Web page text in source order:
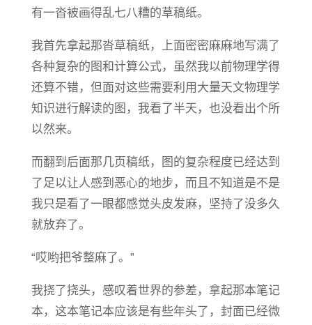
有一沓被画得乱七八糟的草稿纸。
我首先拿起那沓草稿纸，上面密密麻麻地写满了
各种复杂的图和计算公式，虽然我以前物理学得
还算不错，但面对这些需要利用大量天文物理学
知识进行解读的图，我看了半天，也没看出个所
以然来。
而翻到后面那几页稿纸，图的复杂程度已经达到
了足以让人感到恶心的地步，而且不知道是不是
我只是看了一眼都感觉头皮发麻，坚持了没多久
就放弃了。
“哎哟把爷整麻了。”
我挠了挠头，感叹着世界的参差，拿起那本笔记
本，这本笔记本应该是有些年头了，封面已经微